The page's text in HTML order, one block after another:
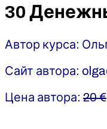
2022
-
Ермилова
30
Автор курса:
Сайт автора:
Цена автора: 20 €